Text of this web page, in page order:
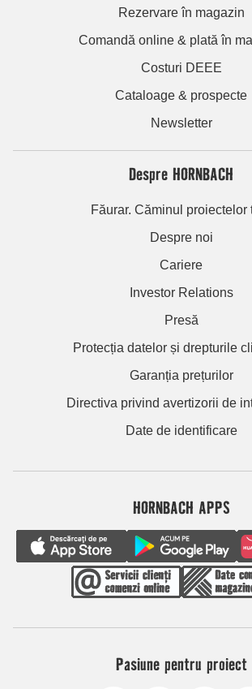
Rezervare în magazin
Comandă online & plată în
Costuri DEEE
Cataloage & prospecte
Newsletter
Despre HORNBACH
Făurar. Căminul proiectelor
Despre noi
Cariere
Investor Relations
Presă
Protecția datelor și drepturile
Garanția prețurilor
Directiva privind avertizorii de
Date de identificare
HORNBACH APPS
Pasiune pentru proiect